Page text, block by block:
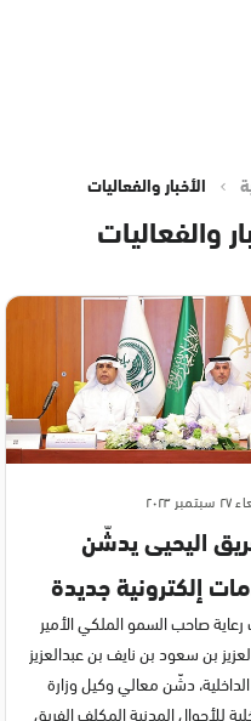
الأخبار والفعاليات
والفعاليات
٢٠٢٣
اليحيى يدشّن
إلكترونية جديدة
المدنية عبر منصة
صاحب السمو الملكي الأمير
بن سعود بن نايف بن عبدالعزيز
الداخلية، دشّن معالي وكيل وزارة
للأحوال المدنية المكلف الفريق